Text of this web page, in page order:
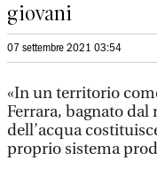
giovani
07 settembre 2021 03:54
«In un territorio
Ferrara, bagnato dal
dell’acqua
proprio sistema